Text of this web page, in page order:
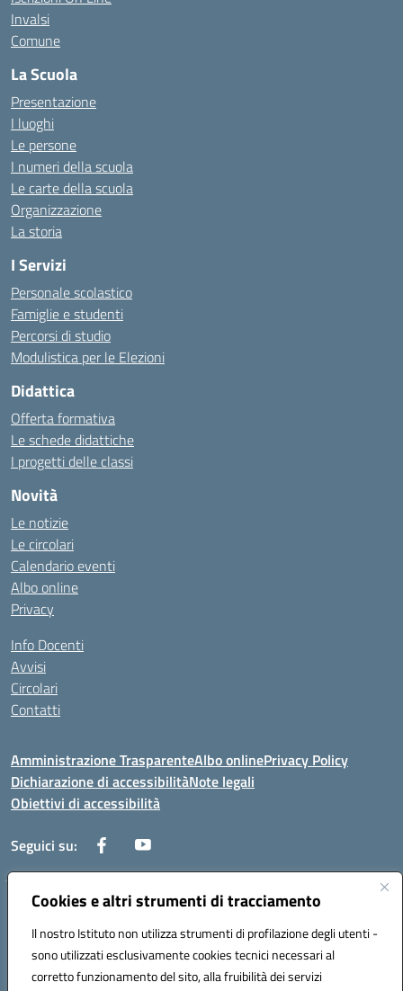
Cookies e altri strumenti di tracciamento
Il nostro Istituto non utilizza strumenti di profilazione degli utenti -
sono utilizzati esclusivamente cookies tecnici necessari al
corretto funzionamento del sito, alla fruibilità dei servizi
Invalsi
Comune
La Scuola
Presentazione
I luoghi
Le persone
I numeri della scuola
Le carte della scuola
Organizzazione
La storia
I Servizi
Personale scolastico
Famiglie e studenti
Percorsi di studio
Modulistica per le Elezioni
Didattica
Offerta formativa
Le schede didattiche
I progetti delle classi
Novità
Le notizie
Le circolari
Calendario eventi
Albo online
Privacy
Info Docenti
Avvisi
Circolari
Contatti
Amministrazione TrasparenteAlbo onlinePrivacy Policy
Dichiarazione di accessibilitàNote legali
Obiettivi di accessibilità
Seguici su:
Corso Roma, 1 71100 FOGGIA (FG)
Codice meccanografico: FGPM03000E
Mail: FGPM03000E@istruzione.it - PEC:
FGPM03000E@pec.istruzione.it